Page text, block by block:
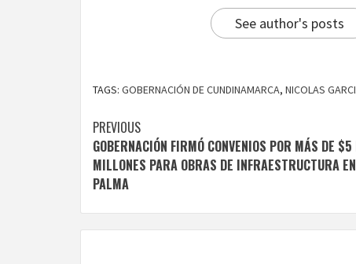
See author's posts
TAGS: GOBERNACIÓN DE CUNDINAMARCA, NICOLAS
Continue
Reading
PREVIOUS
GOBERNACIÓN FIRMÓ CONVENIOS POR MÁS DE
MILLONES PARA OBRAS DE INFRAESTRUCTURA
PALMA